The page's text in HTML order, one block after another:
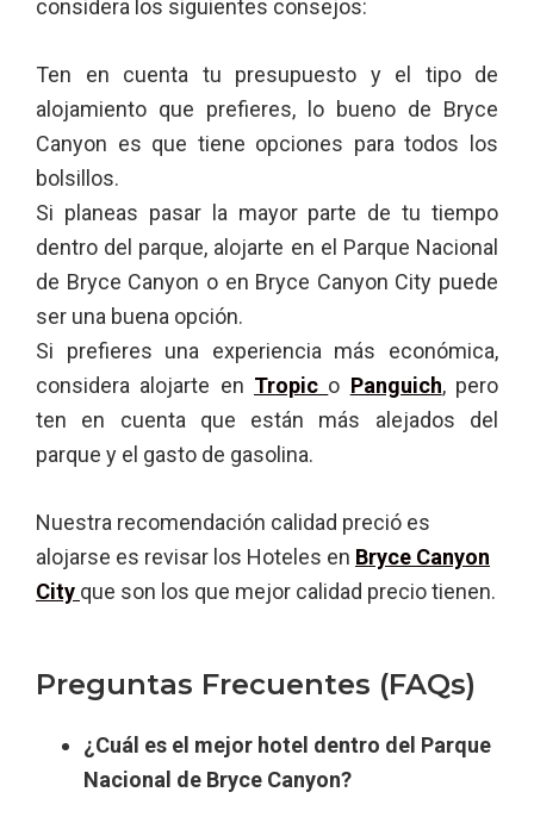
considera los siguientes consejos:
Ten en cuenta tu presupuesto y el tipo de
alojamiento que prefieres, lo bueno de Bryce
Canyon es que tiene opciones para todos los
bolsillos.
Si planeas pasar la mayor parte de tu tiempo
dentro del parque, alojarte en el Parque Nacional
de Bryce Canyon o en Bryce Canyon City puede
ser una buena opción.
Si prefieres una experiencia más económica,
considera alojarte en Tropic o Panguich, pero
ten en cuenta que están más alejados del
parque y el gasto de gasolina.
Nuestra recomendación calidad preció es
alojarse es revisar los Hoteles en Bryce Canyon
City que son los que mejor calidad precio tienen.
Preguntas Frecuentes (FAQs)
¿Cuál es el mejor hotel dentro del Parque
Nacional de Bryce Canyon?